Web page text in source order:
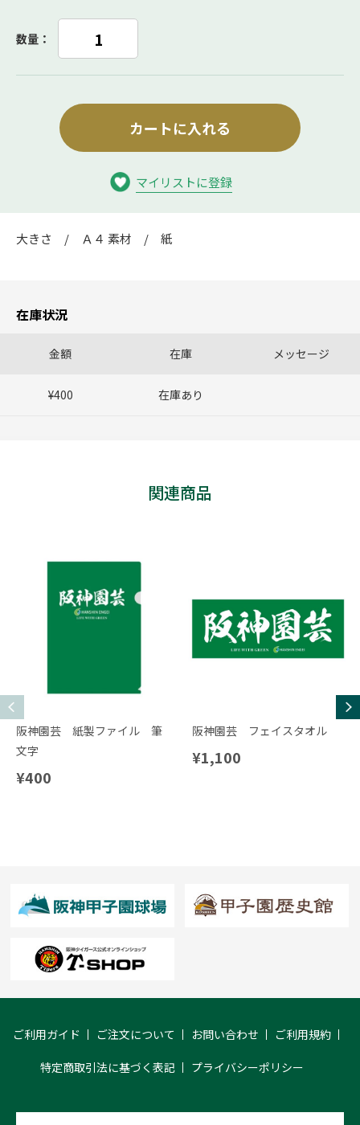
数量：
カートに入れる
マイリストに登録
大きさ / Ａ４ 素材 / 紙
在庫状況
金額 在庫 メッセージ
¥400 在庫あり
関連商品
阪神園芸 紙製ファイル 筆
文字
¥400
阪神園芸 フェイスタオル
¥1,100
ご利用ガイド ご注文について お問い合わせ ご利用規約
特定商取引法に基づく表記 プライバシーポリシー